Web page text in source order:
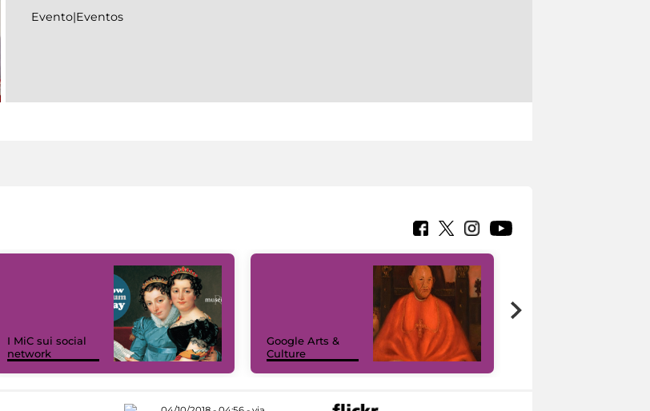
Evento|Eventos
I MiC sui social
network
Google Arts &
Culture